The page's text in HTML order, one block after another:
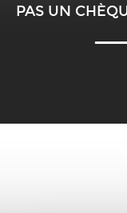
PAS UN